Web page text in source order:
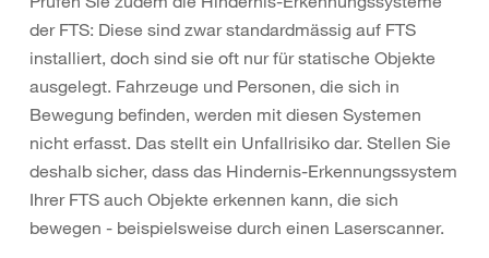
der FTS: Diese sind zwar standardmässig auf FTS
installiert, doch sind sie oft nur für statische Objekte
ausgelegt. Fahrzeuge und Personen, die sich in
Bewegung befinden, werden mit diesen Systemen
nicht erfasst. Das stellt ein Unfallrisiko dar. Stellen Sie
deshalb sicher, dass das Hindernis-Erkennungssystem
Ihrer FTS auch Objekte erkennen kann, die sich
bewegen - beispielsweise durch einen Laserscanner.